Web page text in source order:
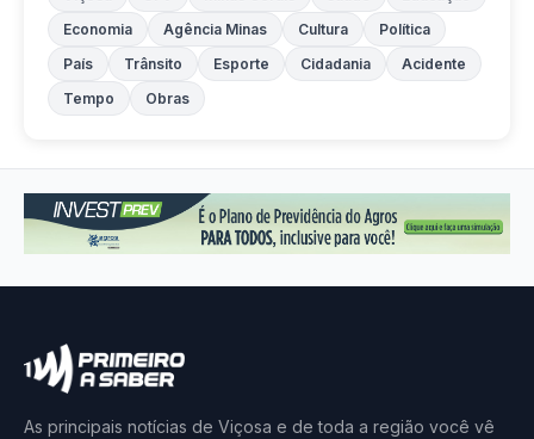
Economia
Agência Minas Cultura
Política
País
Trânsito Esporte Cidadania
Acidente
Tempo
Obras
As principais notícias de Viçosa e de toda a região você vê